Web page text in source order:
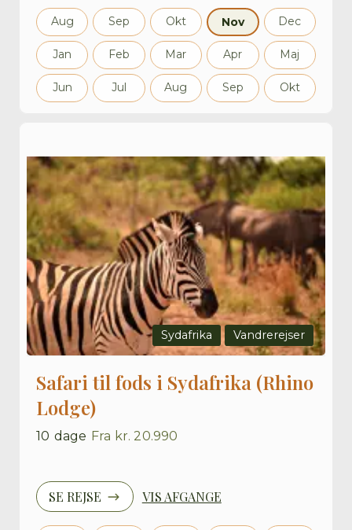
Aug Sep Okt Nov Dec
Jan Feb Mar Apr Maj
Jun Jul Aug Sep Okt
Sydafrika Vandrerejser
Safari til fods i Sydafrika (Rhino
Lodge)
10 dage Fra kr. 20.990
SE REJSE VIS AFGANGE